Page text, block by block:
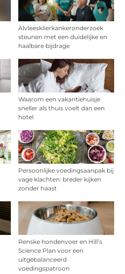
Alvleesklierkankeronderzoek
steunen met een duidelijke en
haalbare bijdrage
Waarom een vakantiehuisje
sneller als thuis voelt dan een
hotel
Persoonlijke voedingsaanpak bij
vage klachten: breder kijken
zonder haast
Renske hondenvoer en Hill’s
Science Plan voor een
uitgebalanceerd
voedingspatroon